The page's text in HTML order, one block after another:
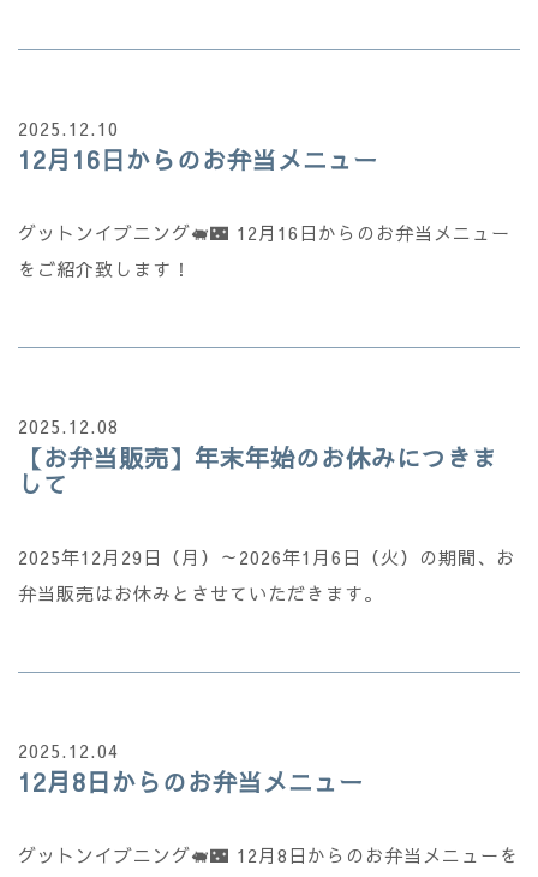
2025.12.10
12月16日からのお弁当メニュー
グットンイブニング🐖🌃 12月16日からのお弁当メニュー
をご紹介致します！
2025.12.08
【お弁当販売】年末年始のお休みにつきま
して
2025年12月29日（月）～2026年1月6日（火）の期間、お
弁当販売はお休みとさせていただきます。
2025.12.04
12月8日からのお弁当メニュー
グットンイブニング🐖🌃 12月8日からのお弁当メニューを